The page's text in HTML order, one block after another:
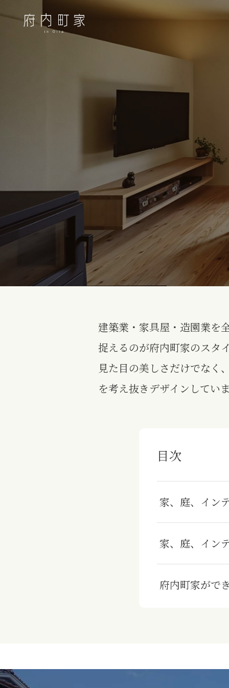
建築業・家具屋・造園業を
捉えるのが府内町家のスタ
見た目の美しさだけでなく
を考え抜きデザインしてい
目次
家、庭、イン
家、庭、イン
府内町家がで